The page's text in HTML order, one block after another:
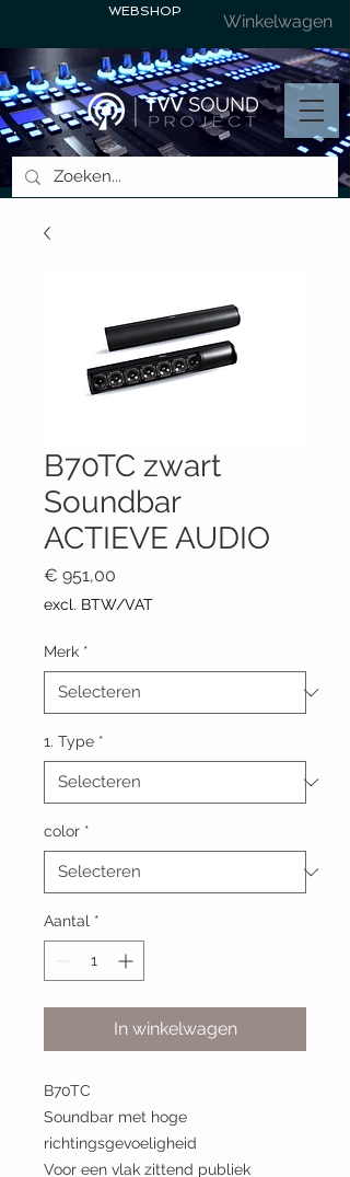
WEBSHOP Winkelwagen
B70TC zwart
Soundbar
ACTIEVE AUDIO
€ 951,00
excl. BTW/VAT
Merk *
1. Type *
color *
Aantal *
In winkelwagen
B70TC
Soundbar met hoge
richtingsgevoeligheid
Voor een vlak zittend publiek